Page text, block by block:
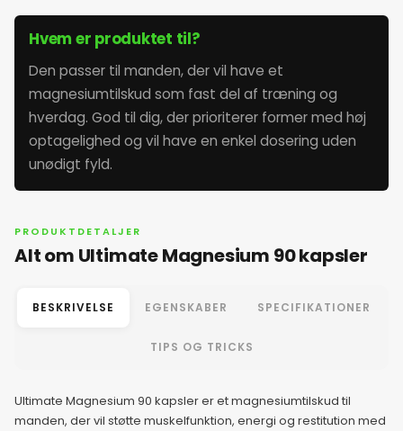
3. juni 2026
4. juni 2026
5. juni 2026
7. juni 2026
8. juni 2026
10. juni 2026
Hvem er produktet til?
Den passer til manden, der vil have et
magnesiumtilskud som fast del af træning og
hverdag. God til dig, der prioriterer former med høj
optagelighed og vil have en enkel dosering uden
unødigt fyld.
PRODUKTDETALJER
Alt om Ultimate Magnesium 90 kapsler
BESKRIVELSE EGENSKABER SPECIFIKATIONER
TIPS OG TRICKS
Ultimate Magnesium 90 kapsler er et magnesiumtilskud til
manden, der vil støtte muskelfunktion, energi og restitution med